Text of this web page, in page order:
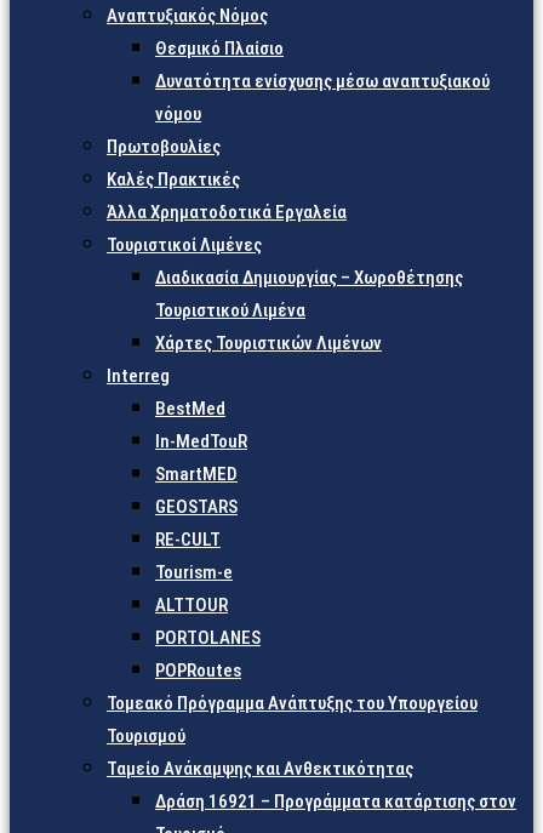
Αναπτυξιακός Νόμος
Θεσμικό Πλαίσιο
Δυνατότητα ενίσχυσης μέσω αναπτυξιακού
νόμου
Πρωτοβουλίες
Καλές Πρακτικές
Άλλα Χρηματοδοτικά Εργαλεία
Τουριστικοί Λιμένες
Διαδικασία Δημιουργίας – Χωροθέτησης
Τουριστικού Λιμένα
Χάρτες Τουριστικών Λιμένων
Interreg
BestMed
In-MedTouR
SmartMED
GEOSTARS
RE-CULT
Tourism-e
ALTTOUR
PORTOLANES
POPRoutes
Τομεακό Πρόγραμμα Ανάπτυξης του Υπουργείου
Τουρισμού
Ταμείο Ανάκαμψης και Ανθεκτικότητας
Δράση 16921 – Προγράμματα κατάρτισης στον